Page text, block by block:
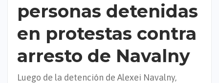
personas detenidas
en protestas contra
arresto de Navalny
Luego de la detención de Alexei Navalny,